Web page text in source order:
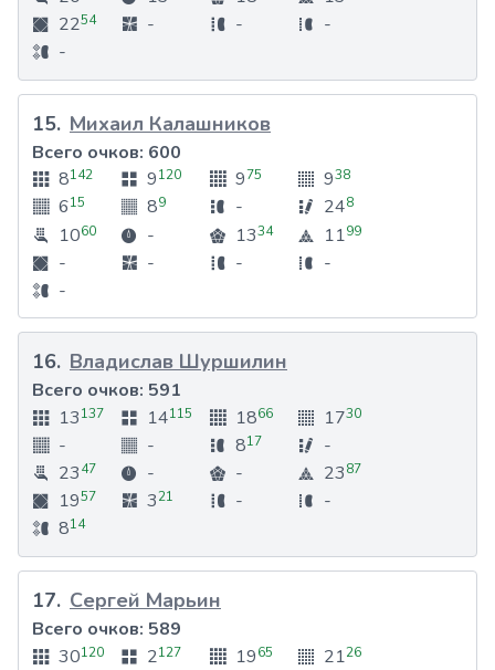
2254 - -
-
-
15. Михаил Калашников
Всего очков: 600
8142 9120 975 938
615 89 - 248
1060 - 1334 1199
- - -
-
-
16. Владислав Шуршилин
Всего очков: 591
13137 14115 1866 1730
- - 817
-
2347 - - 2387
1957 321 -
-
814
17. Сергей Марьин
Всего очков: 589
30120 2127 1965 2126